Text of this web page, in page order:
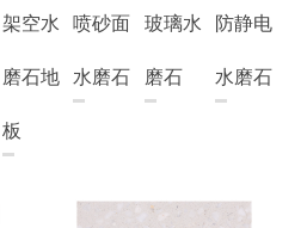
架空水
磨石地
板
喷砂面
水磨石
玻璃水
磨石
防静电
水磨石